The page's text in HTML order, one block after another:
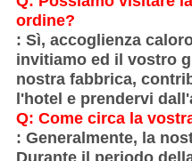
ordine?
: Sì, accoglienza
invitiamo ed il vostro
nostra fabbrica,
l'hotel e prendervi
Q: Come circa la
: Generalmente, la
Durante il periodo